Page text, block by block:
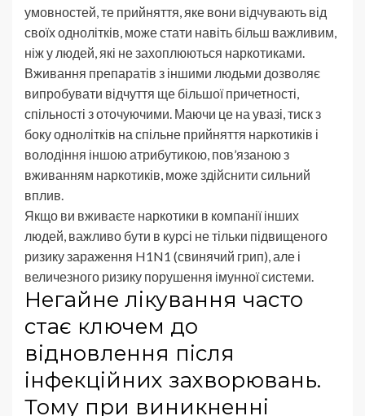
умовностей, те прийняття, яке вони відчувають від
своїх однолітків, може стати навіть більш важливим,
ніж у людей, які не захоплюються наркотиками.
Вживання препаратів з іншими людьми дозволяє
випробувати відчуття ще більшої причетності,
спільності з оточуючими. Маючи це на увазі, тиск з
боку однолітків на спільне прийняття наркотиків і
володіння іншою атрибутикою, пов’язаною з
вживанням наркотиків, може здійснити сильний
вплив.
Якщо ви вживаєте наркотики в компанії інших
людей, важливо бути в курсі не тільки підвищеного
ризику зараження H1N1 (свинячий грип), але і
величезного ризику порушення імунної системи.
Негайне лікування часто
стає ключем до
відновлення після
інфекційних захворювань.
Тому при виникненні